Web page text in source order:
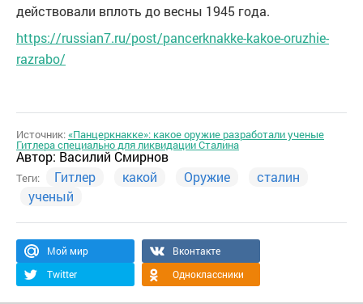
действовали вплоть до весны 1945 года.
https://russian7.ru/post/pancerknakke-kakoe-oruzhie-
razrabo/
Источник:«Панцеркнакке»: какое оружие разработали ученые
Гитлера специально для ликвидации Сталина
Автор: Василий Смирнов
Теги: Гитлер какой Оружие
сталин
ученый
Мой мир
Вконтакте
Twitter
Одноклассники